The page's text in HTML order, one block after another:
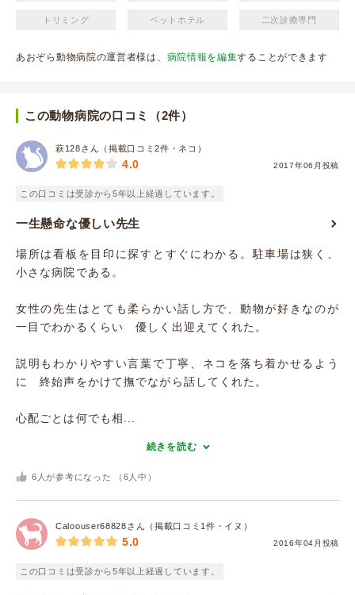
トリミング ペットホテル 二次診療専門
あおぞら動物病院の運営者様は、 病院情報を編集することができます
この動物病院の口コミ（2件）
萩128さん（掲載口コミ2件・ネコ）
2017年06月投稿
4.0
この口コミは受診から5年以上経過しています。
一生懸命な優しい先生
場所は看板を目印に探すとすぐにわかる。駐車場は狭く、
小さな病院である。
女性の先生はとても柔らかい話し方で、動物が好きなのが
一目でわかるくらい 優しく出迎えてくれた。
説明もわかりやすい言葉で丁寧、ネコを落ち着かせるよう
に 終始声をかけて撫でながら話してくれた。
心配ごとは何でも相...
続きを読む
6 人が参考になった （ 6 人中）
Caloouser68828さん（掲載口コミ1件・イヌ）
2016年04月投稿
5.0
この口コミは受診から5年以上経過しています。